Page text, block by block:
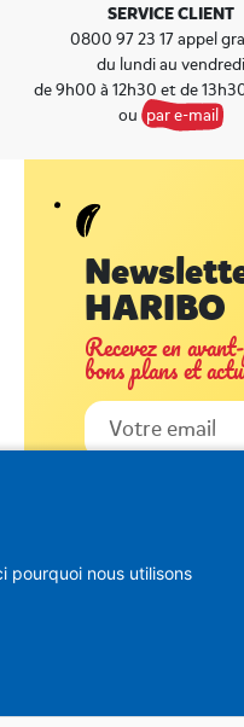
SERVICE CLIENT
0800 97 23 17 appel
du lundi au vendredi
de 9h00 à 12h30 et de
ou par e-mail
HARIBO
Recevez en
bons plans et
d’informations sur la
personnelles et pour
Vous pouvez à tout
partie basse des
pourquoi nous utilisons